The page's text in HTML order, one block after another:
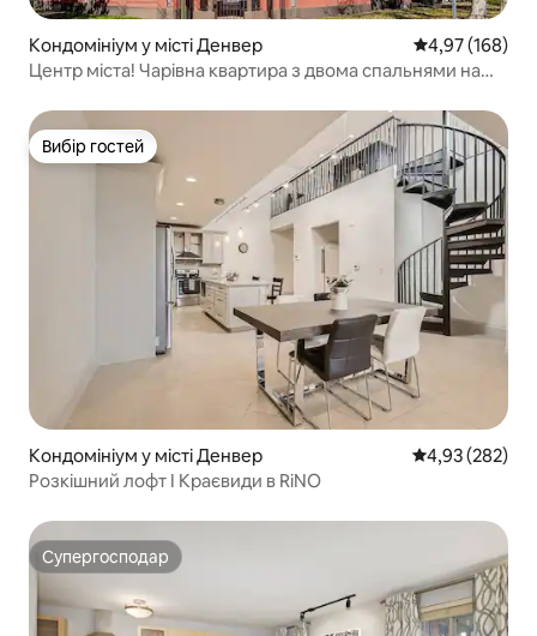
Кондомініум у місті Денвер Середня
4,97 (168)
Центр міста! Чарівна квартира з двома спальнями на
Вибір гостей
Вибір гостей
Кондомініум у місті Денвер Середня
4,93 (282)
Розкішний лофт I Краєвиди в RiNO
Супергосподар
Супергосподар